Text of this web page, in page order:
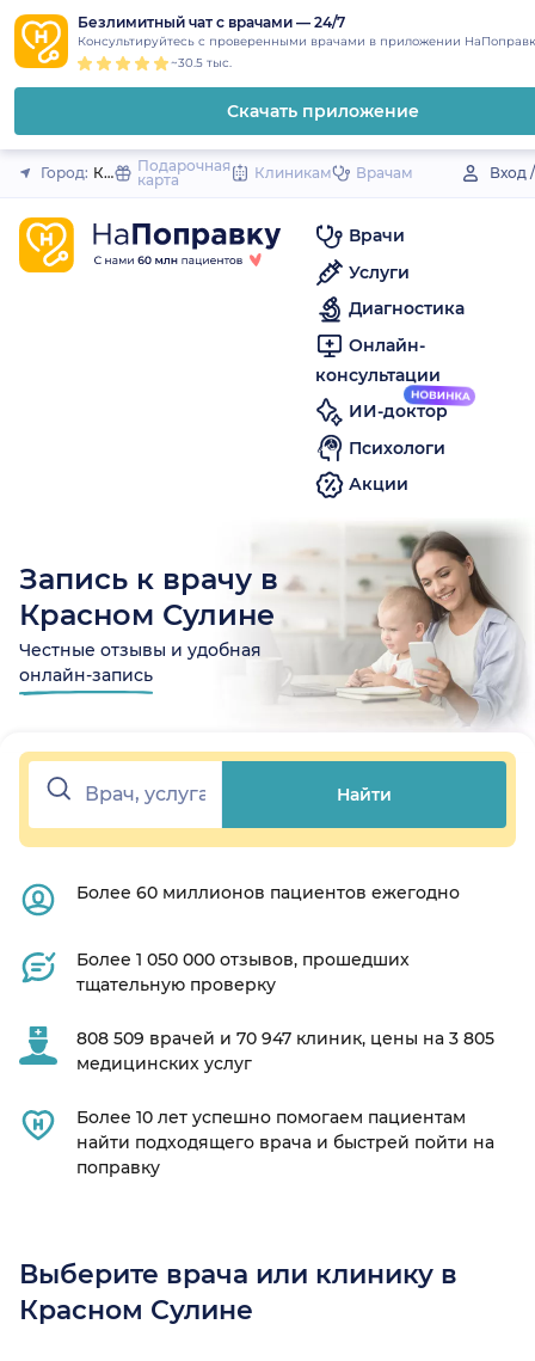
to
content
Безлимитный чат с врачами — 24/7
Консультируйтесь с проверенными врачами в приложении
~30.5 тыс.
Скачать приложение
Закрыть
Город: Красный Сулин
Подарочная
карта
Клиникам Врачам Вход
Врачи
Услуги
Диагностика
Онлайн-
консультации
ИИ-доктор
Психологи
Акции
Запись к врачу в
Красном Сулине
Честные отзывы и удобная
онлайн-запись
Найти
Более 60 миллионов пациентов ежегодно
Более 1 050 000 отзывов, прошедших
тщательную проверку
808 509 врачей и 70 947 клиник, цены на 3 805
медицинских услуг
Более 10 лет успешно помогаем пациентам
найти подходящего врача и быстрей пойти на
поправку
Выберите врача или клинику в
Красном Сулине